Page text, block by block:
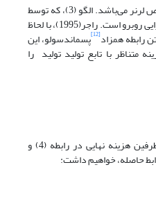
در رابطه (3)، است که همان شاخص لرنر می‌باشد. الگو (3)، که توسط
هال استخراج شده با مشکل درون‌زایی روبرو است. راجر(1995)، با لحاظ
رابطه همزاد[12] پسماندسولو، این
متناظر با تابع تولید تولید را
با گرفتن دیفرانسیل لگاریتمی از طرفین هزینه نهایی در رابطه (4) و
حاصله، خواهیم داشت: